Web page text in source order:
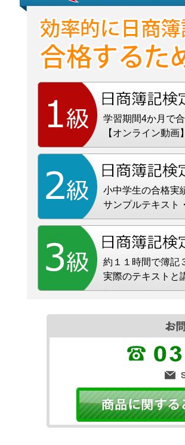
学習期間4か月で
【オンライン動
小中学生の合格実
サンプルテキスト
約１１時間で簿記
実際のテキストと